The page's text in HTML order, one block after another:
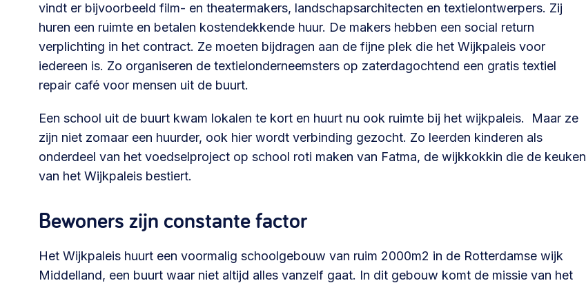
Vraag stellen
030 231
7511
info@lsabewoners.nl
vindt er bijvoorbeeld film- en theatermakers, landschapsarchitecten en textielontwerpers. Zij
huren een ruimte en betalen kostendekkende huur. De makers hebben een social return
verplichting in het contract. Ze moeten bijdragen aan de fijne plek die het Wijkpaleis voor
iedereen is. Zo organiseren de textielonderneemsters op zaterdagochtend een gratis textiel
repair café voor mensen uit de buurt.
Een school uit de buurt kwam lokalen te kort en huurt nu ook ruimte bij het wijkpaleis. Maar ze
zijn niet zomaar een huurder, ook hier wordt verbinding gezocht. Zo leerden kinderen als
onderdeel van het voedselproject op school roti maken van Fatma, de wijkkokkin die de keuken
van het Wijkpaleis bestiert.
Bewoners zijn constante factor
Het Wijkpaleis huurt een voormalig schoolgebouw van ruim 2000m2 in de Rotterdamse wijk
Middelland, een buurt waar niet altijd alles vanzelf gaat. In dit gebouw komt de missie van het